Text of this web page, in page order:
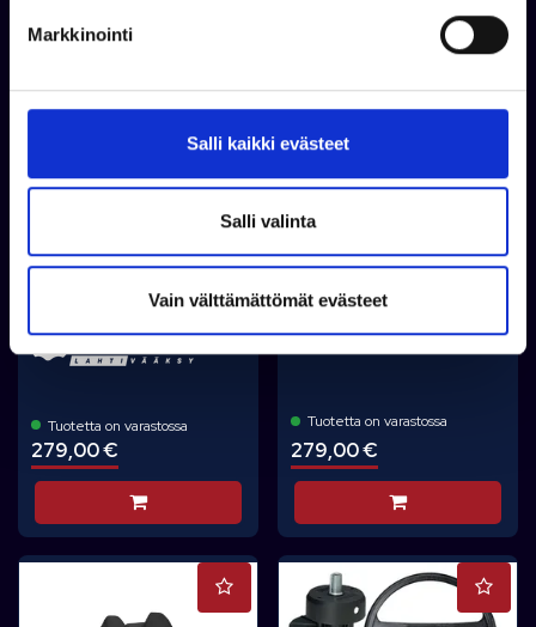
Markkinointi
Salli kaikki evästeet
Salli valinta
Vain välttämättömät evästeet
SEA-DOO KEULAN
SÄILYTYSLAATIKKO
Tuotetta on varastossa
279,00 €
Lisää koriin
BRPVAR
CAN-AM
Tuotetta on varastossa
279,00 €
Lisää koriin